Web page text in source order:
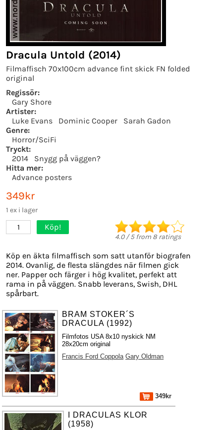
Dracula Untold (2014)
Filmaffisch 70x100cm advance fint skick FN folded
original
Regissör:
Gary Shore
Artister:
Luke Evans
Dominic Cooper
Sarah Gadon
Genre:
Horror/SciFi
Tryckt:
2014
Snygg på väggen?
Hitta mer:
Advance posters
349kr
1 ex i lager
1 Köp!
4.0/5from 8 ratings
Köp en äkta filmaffisch som satt utanför biografen
2014. Ovanlig, de flesta slängdes när filmen gick
ner. Papper och färger i hög kvalitet, perfekt att
rama in på väggen. Snabb leverans, Swish, DHL
spårbart.
BRAM STOKER´S
DRACULA (1992)
Filmfotos USA 8x10 nyskick NM
28x20cm original
Francis Ford Coppola Gary Oldman
349kr
I DRACULAS KLOR
(1958)